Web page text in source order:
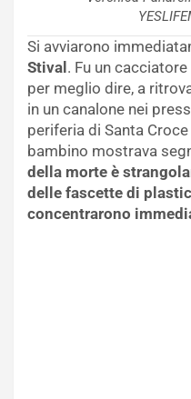
Si avviarono
Stival. Fu un
per meglio dire, a
in un canalone nei
periferia di Santa
bambino mostrava
della morte è
delle fascette di
concentrarono